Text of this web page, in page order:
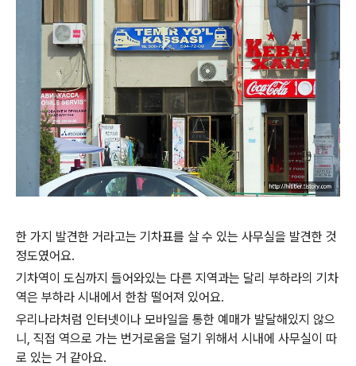
한 가지 발견한 거라고는 기차표를 살 수 있는 사무실을 발견한 것
정도였어요.
기차역이 도심까지 들어와있는 다른 지역과는 달리 부하라의 기차
역은 부하라 시내에서 한참 떨어져 있어요.
우리나라처럼 인터넷이나 모바일을 통한 예매가 발달해있지 않으
니, 직접 역으로 가는 번거로움을 덜기 위해서 시내에 사무실이 따
로 있는 거 같아요.